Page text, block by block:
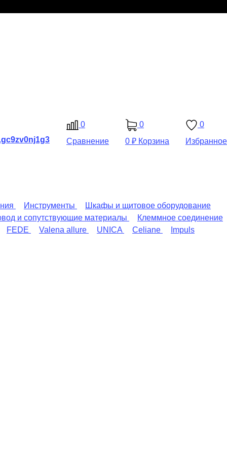
0
Сравнение
0
0 ₽ Корзина
0
Избранное
Инструменты
Шкафы и щитовое оборудование
и сопутствующие материалы
Клеммное соединение
FEDE Valena allure UNICA Celiane
Impuls